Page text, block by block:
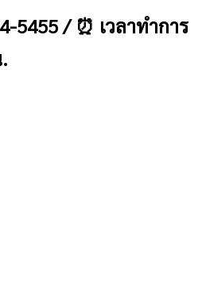
5455 / ⏰ เวลาทำการ